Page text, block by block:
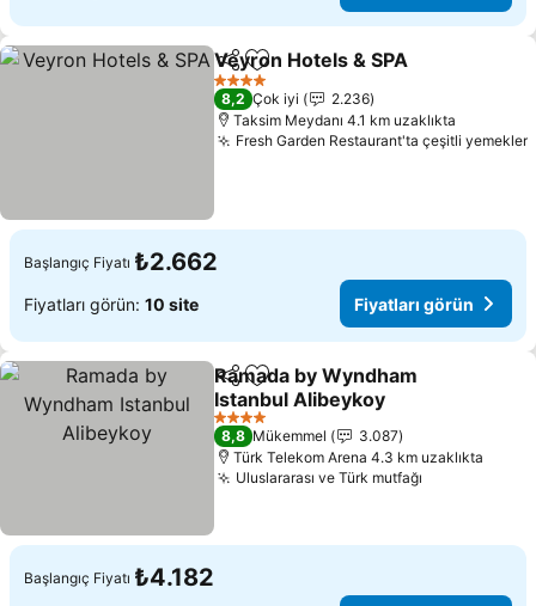
PaylaşFavorilerime ekle
Veyron Hotels & SPA
4 Yıldız
8,2 Çok iyi
2.236
Taksim Meydanı 4.1 km uzaklıkta
Fresh Garden Restaurant'ta çeşitli yemekler
Başlangıç Fiyatı ₺2.662
Fiyatları görün: 10 site Fiyatları görün
PaylaşFavorilerime ekle
Ramada by Wyndham
Istanbul Alibeykoy
Fiyatları görün
4 Yıldız
8,8 Mükemmel
3.087
Türk Telekom Arena 4.3 km uzaklıkta
Uluslararası ve Türk mutfağı
Başlangıç Fiyatı ₺4.182